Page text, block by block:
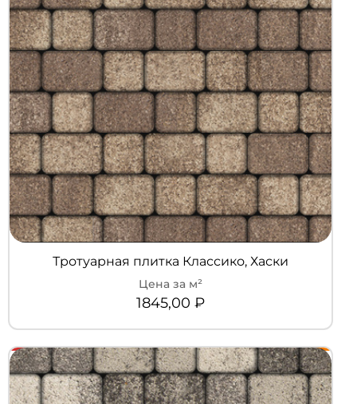
Тротуарная плитка Классико, Хаски
1845,00 ₽